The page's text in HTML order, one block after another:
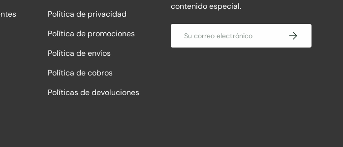
Política de privacidad
Política de promociones
Política de envíos
Política de cobros
Políticas de devoluciones
contenido especial.
Suscribirse